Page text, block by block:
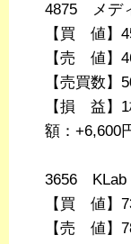
4875 メデ
【買 値】
【売 値】
【売買数】
【損 益】
額：+6,600
3656 KLab
【買 値】
【売 値】